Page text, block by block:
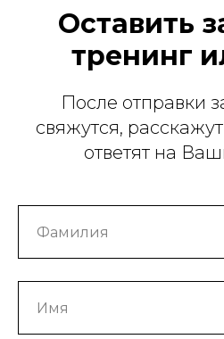
Оставить
тренинг
После отправки
свяжутся,
ответят на